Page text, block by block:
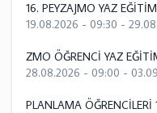
16. PEYZAJMO YAZ
19.08.2026 - 09:30 -
ZMO ÖĞRENCİ YAZ
28.08.2026 - 09:00 -
PLANLAMA